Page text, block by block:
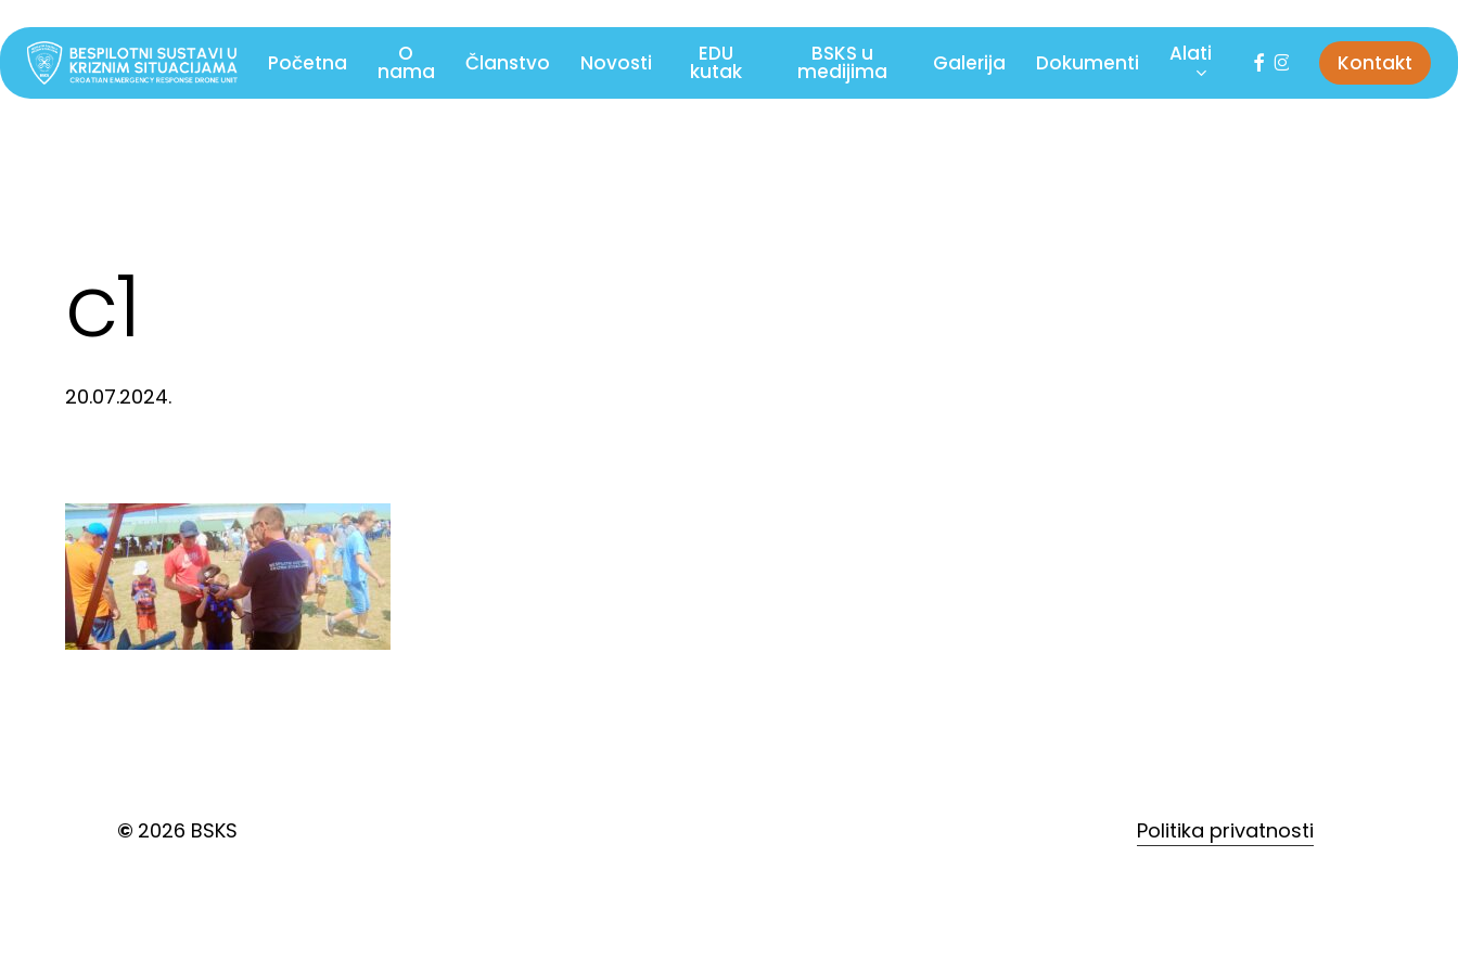
to
main
content
Početna O
nama Članstvo Novosti EDU
kutak
BSKS u
medijima Galerija Dokumenti Alati facebook
instagramKontakt
c1
20.07.2024.
© 2026 BSKS Politika privatnosti